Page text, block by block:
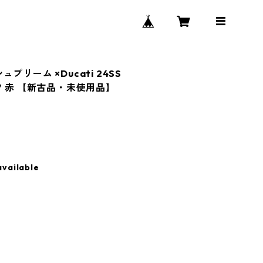
ュプリーム ×Ducati 24SS
【新古品・未使用品】